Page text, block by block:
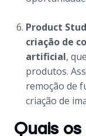
Product
criação de
artificial,
produtos.
remoção de
criação de
Quais